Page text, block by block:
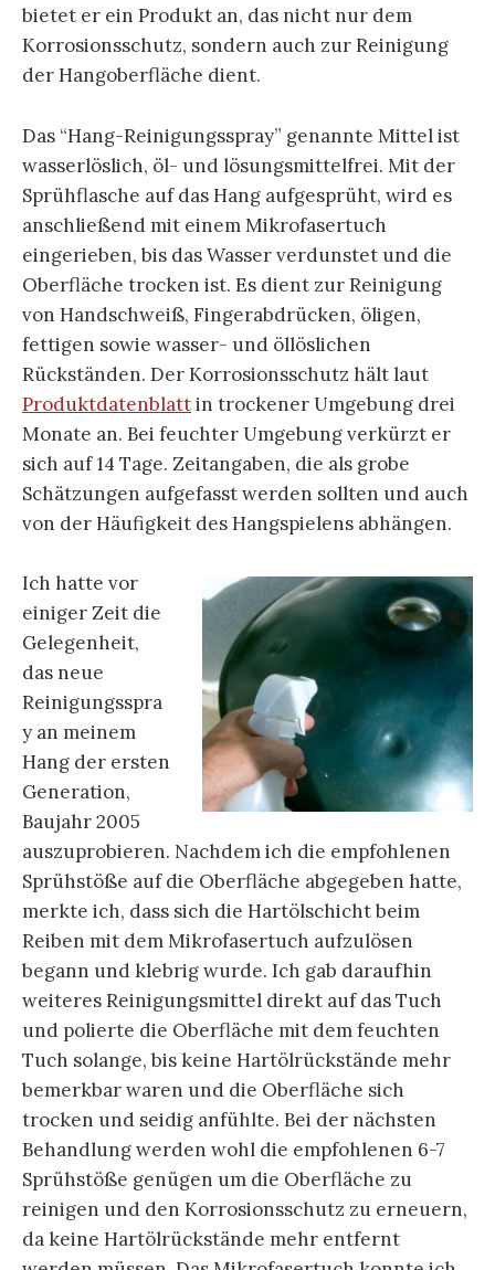
bietet er ein Produkt an, das nicht nur dem
Korrosionsschutz, sondern auch zur Reinigung
der Hangoberfläche dient.
Das “Hang-Reinigungsspray” genannte Mittel ist
wasserlöslich, öl- und lösungsmittelfrei. Mit der
Sprühflasche auf das Hang aufgesprüht, wird es
anschließend mit einem Mikrofasertuch
eingerieben, bis das Wasser verdunstet und die
Oberfläche trocken ist. Es dient zur Reinigung
von Handschweiß, Fingerabdrücken, öligen,
fettigen sowie wasser- und öllöslichen
Rückständen. Der Korrosionsschutz hält laut
Produktdatenblattin trockener Umgebung drei
Monate an. Bei feuchter Umgebung verkürzt er
sich auf 14 Tage. Zeitangaben, die als grobe
Schätzungen aufgefasst werden sollten und auch
von der Häufigkeit des Hangspielens abhängen.
Ich hatte vor
einiger Zeit die
Gelegenheit,
das neue
Reinigungsspra
y an meinem
Hang der ersten
Generation,
Baujahr 2005
auszuprobieren. Nachdem ich die empfohlenen
Sprühstöße auf die Oberfläche abgegeben hatte,
merkte ich, dass sich die Hartölschicht beim
Reiben mit dem Mikrofasertuch aufzulösen
begann und klebrig wurde. Ich gab daraufhin
weiteres Reinigungsmittel direkt auf das Tuch
und polierte die Oberfläche mit dem feuchten
Tuch solange, bis keine Hartölrückstände mehr
bemerkbar waren und die Oberfläche sich
trocken und seidig anfühlte. Bei der nächsten
Behandlung werden wohl die empfohlenen 6-7
Sprühstöße genügen um die Oberfläche zu
reinigen und den Korrosionsschutz zu erneuern,
da keine Hartölrückstände mehr entfernt